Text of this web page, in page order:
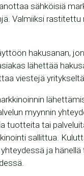
sähköisiä
Valmiiksi rastitettu
hakusanan,
lähettää
viestejä yritykseltä.
myynnin
tuotteita tai
sallittua.
ja